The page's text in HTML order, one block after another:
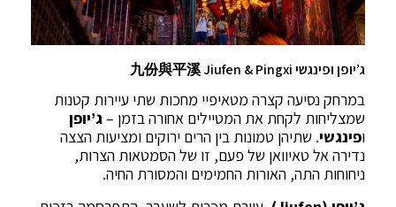
ג’יופן ופינגשי 九份與平溪 Jiufen & Pingxi
במרחק נסיעה קצרה מטאיפיי מחכות שתי עיירות קטנות
שמצליחות לקחת את המטיילים אחורה בזמן –ג’יופן
ופינגשי. שתיהן טמונות בין הרים ירוקים ומציעות הצצה
נדירה אל טאיוואן של פעם, זו של הסמטאות הצרות,
ניחוחות התה, האורות החמימים והמסורת החיה.